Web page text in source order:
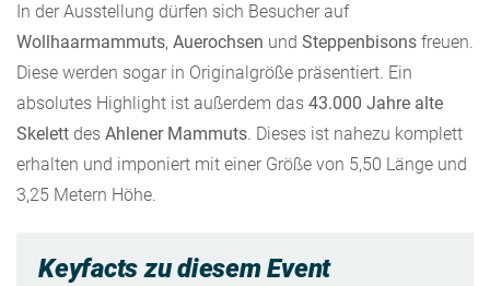
In der Ausstellung dürfen sich Besucher auf
Wollhaarmammuts, Auerochsen und Steppenbisons freuen.
Diese werden sogar in Originalgröße präsentiert. Ein
absolutes Highlight ist außerdem das 43.000 Jahre alte
Skelett des Ahlener Mammuts. Dieses ist nahezu komplett
erhalten und imponiert mit einer Größe von 5,50 Länge und
3,25 Metern Höhe.
Keyfacts zu diesem Event